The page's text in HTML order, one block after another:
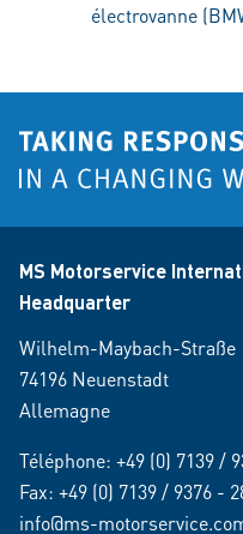
électrovanne
MS Motorservice
Headquarter
Wilhelm-Maybach-Straße
74196 Neuenstadt
Allemagne
Téléphone: +49 (0) 7139 /
Fax: +49 (0) 7139 / 9376 -
info@ms-